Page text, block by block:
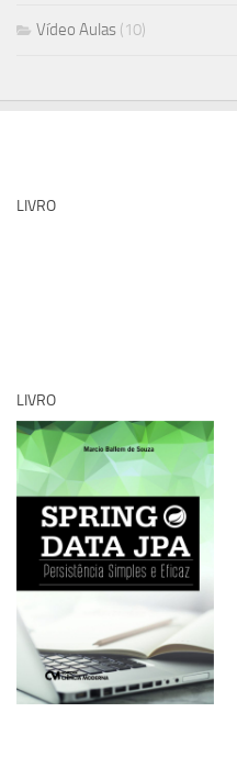
Vídeo Aulas (10)
LIVRO
LIVRO